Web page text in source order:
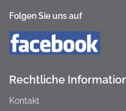
Folgen Sie uns auf
Rechtliche
Kontakt